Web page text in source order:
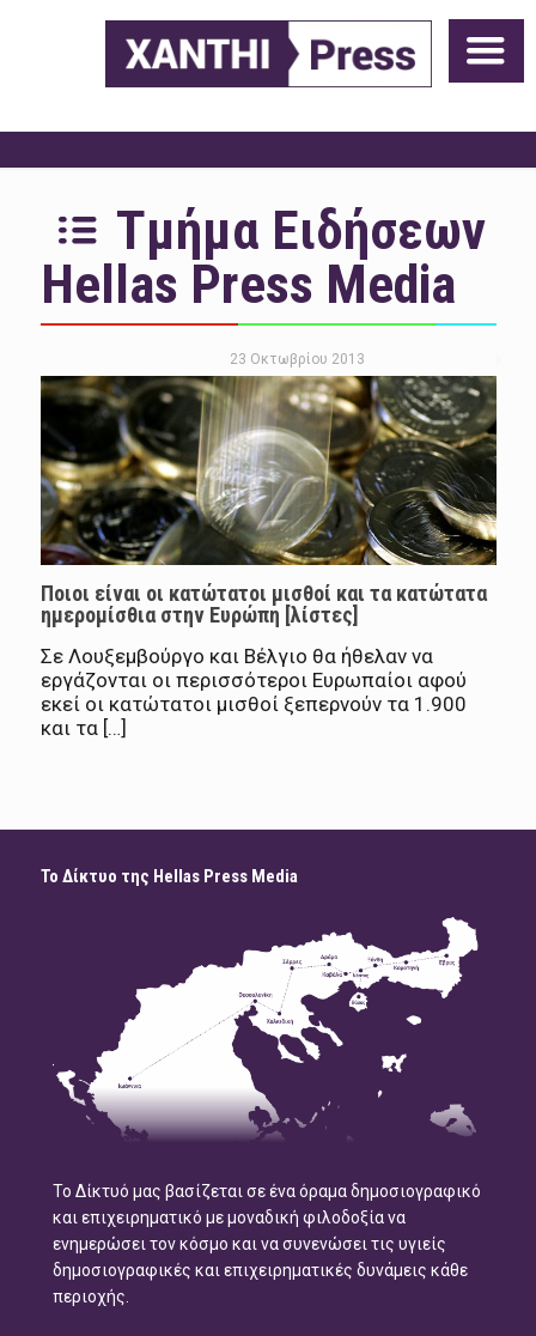
Τμήμα Ειδήσεων
Hellas Press Media
23 Οκτωβρίου 2013
Ποιοι είναι οι κατώτατοι μισθοί και τα κατώτατα
ημερομίσθια στην Ευρώπη [λίστες]
Σε Λουξεμβούργο και Βέλγιο θα ήθελαν να
εργάζονται οι περισσότεροι Ευρωπαίοι αφού
εκεί οι κατώτατοι μισθοί ξεπερνούν τα 1.900
και τα […]
Το Δίκτυο της Hellas Press Media
Το Δίκτυό μας βασίζεται σε ένα όραμα δημοσιογραφικό
και επιχειρηματικό με μοναδική φιλοδοξία να
ενημερώσει τον κόσμο και να συνενώσει τις υγιείς
δημοσιογραφικές και επιχειρηματικές δυνάμεις κάθε
περιοχής.